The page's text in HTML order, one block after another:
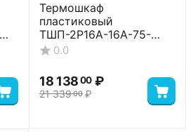
Термошкаф
пластиковый
ТШП-2P16A-16A-75-
403017 Basic
0.0
21 33900 ₽
18 13800 ₽